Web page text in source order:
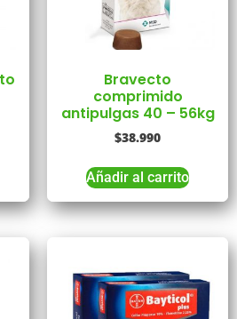
Bravecto
comprimido
antipulgas 40 – 56kg
$38.990
Añadir al carrito